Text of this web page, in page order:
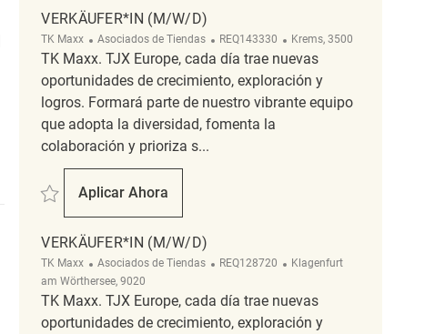
VERKÄUFER*IN (M/W/D)
TK Maxx Categoría
Asociados de Tiendas ReqId
REQ143330 Ubicación
Krems, 3500
TK Maxx. TJX Europe, cada día trae nuevas
oportunidades de crecimiento, exploración y
logros. Formará parte de nuestro vibrante equipo
que adopta la diversidad, fomenta la
colaboración y prioriza s...
Salvar Verkäufer*in (m/w/d) REQ143330
Aplicar Ahora
Verkäufer*in (m/w/d)
VERKÄUFER*IN (M/W/D)
TK Maxx Categoría
Asociados de Tiendas ReqId
REQ128720 Ubicación
Klagenfurt
am Wörthersee, 9020
TK Maxx. TJX Europe, cada día trae nuevas
oportunidades de crecimiento, exploración y